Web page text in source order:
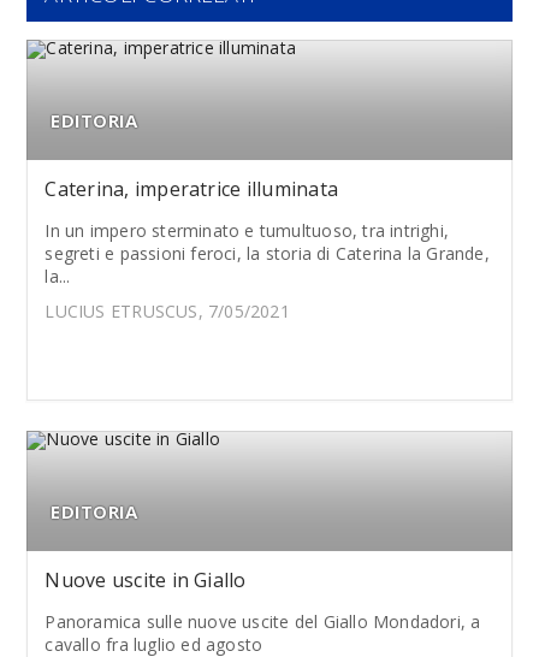
EDITORIA
Caterina, imperatrice illuminata
In un impero sterminato e tumultuoso, tra intrighi,
segreti e passioni feroci, la storia di Caterina la Grande,
la...
LUCIUS ETRUSCUS, 7/05/2021
EDITORIA
Nuove uscite in Giallo
Panoramica sulle nuove uscite del Giallo Mondadori, a
cavallo fra luglio ed agosto